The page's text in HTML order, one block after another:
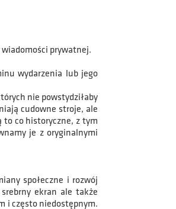
prywatnej.
wydarzenia lub jego
nie powstydziłaby
cudowne stroje, ale
to co historyczne, z tym
je z oryginalnymi
społeczne i rozwój
ekran ale także
i często niedostępnym.